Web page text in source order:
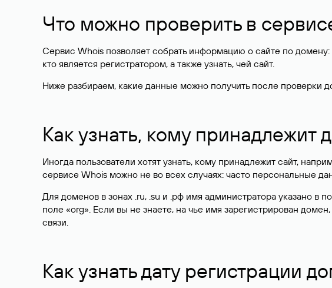
Что можно проверить в
Сервис Whois позволяет собрать информацию о сайте по
кто является регистратором, а также узнать, чей сайт.
Ниже разбираем, какие данные можно получить после проверки
Как узнать, кому принадлежит
Иногда пользователи хотят узнать, кому принадлежит сайт,
сервисе Whois можно не во всех случаях: часто персональные
Для доменов в зонах .ru, .su и .рф имя администратора указано в
поле «org». Если вы не знаете, на чье имя зарегистрирован
связи.
Как узнать дату регистрации